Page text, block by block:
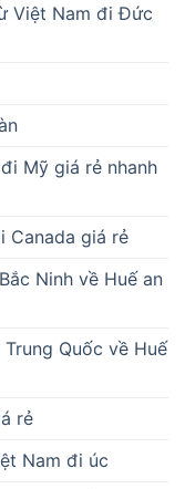
Việt Nam đi Đức
Mỹ giá rẻ nhanh
Canada giá rẻ
Ninh về Huế an
Quốc về Huế
rẻ
Nam đi úc